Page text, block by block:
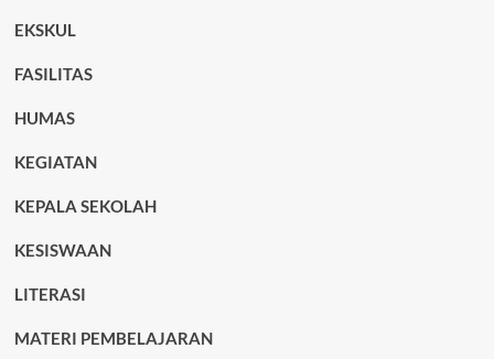
EKSKUL
FASILITAS
HUMAS
KEGIATAN
KEPALA SEKOLAH
KESISWAAN
LITERASI
MATERI PEMBELAJARAN